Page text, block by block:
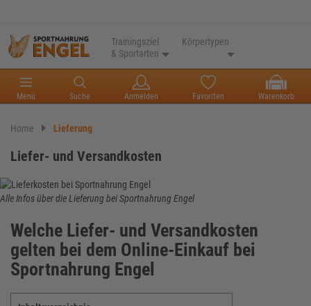
Trainingsziel
& Sportarten
Körpertypen
Menü Suche Anmelden Favoriten Warenkorb
Home Lieferung
Liefer- und Versandkosten
Alle Infos über die Lieferung bei Sportnahrung Engel
Welche Liefer- und Versandkosten
gelten bei dem Online-Einkauf bei
Sportnahrung Engel